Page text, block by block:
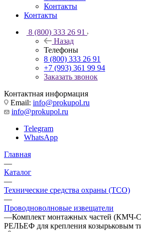
Контакты
Контакты
8 (800) 333 26 91
Назад
Телефоны
8 (800) 333 26 91
+7 (993) 361 99 94
Заказать звонок
Контактная информация
Email: info@prokupol.ru
info@prokupol.ru
Telegram
WhatsApp
Главная
—
Каталог
—
Технические средства охраны (ТСО)
—
Проводноволновые извещатели
—Комплект монтажных частей (КМЧ-
РЕЛЬЕФ для крепления козырьковым